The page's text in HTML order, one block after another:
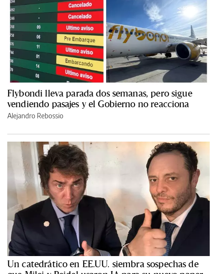
Flybondi lleva parada dos semanas, pero sigue
vendiendo pasajes y el Gobierno no reacciona
Alejandro Rebossio
Un catedrático en EE.UU. siembra sospechas de